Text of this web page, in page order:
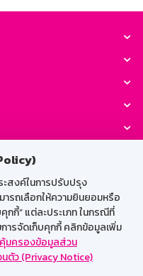
ะสงค์ในการปรับปรุง
รถเลือกให้ความยินยอมหรือ
กกี้” แต่ละประเภท ในกรณีที่
การจัดเก็บคุกกี้ คลิกข้อมูลเพิ่ม
มครองข้อมูลส่วน
นตัว (Privacy Notice)
าน
M-Search